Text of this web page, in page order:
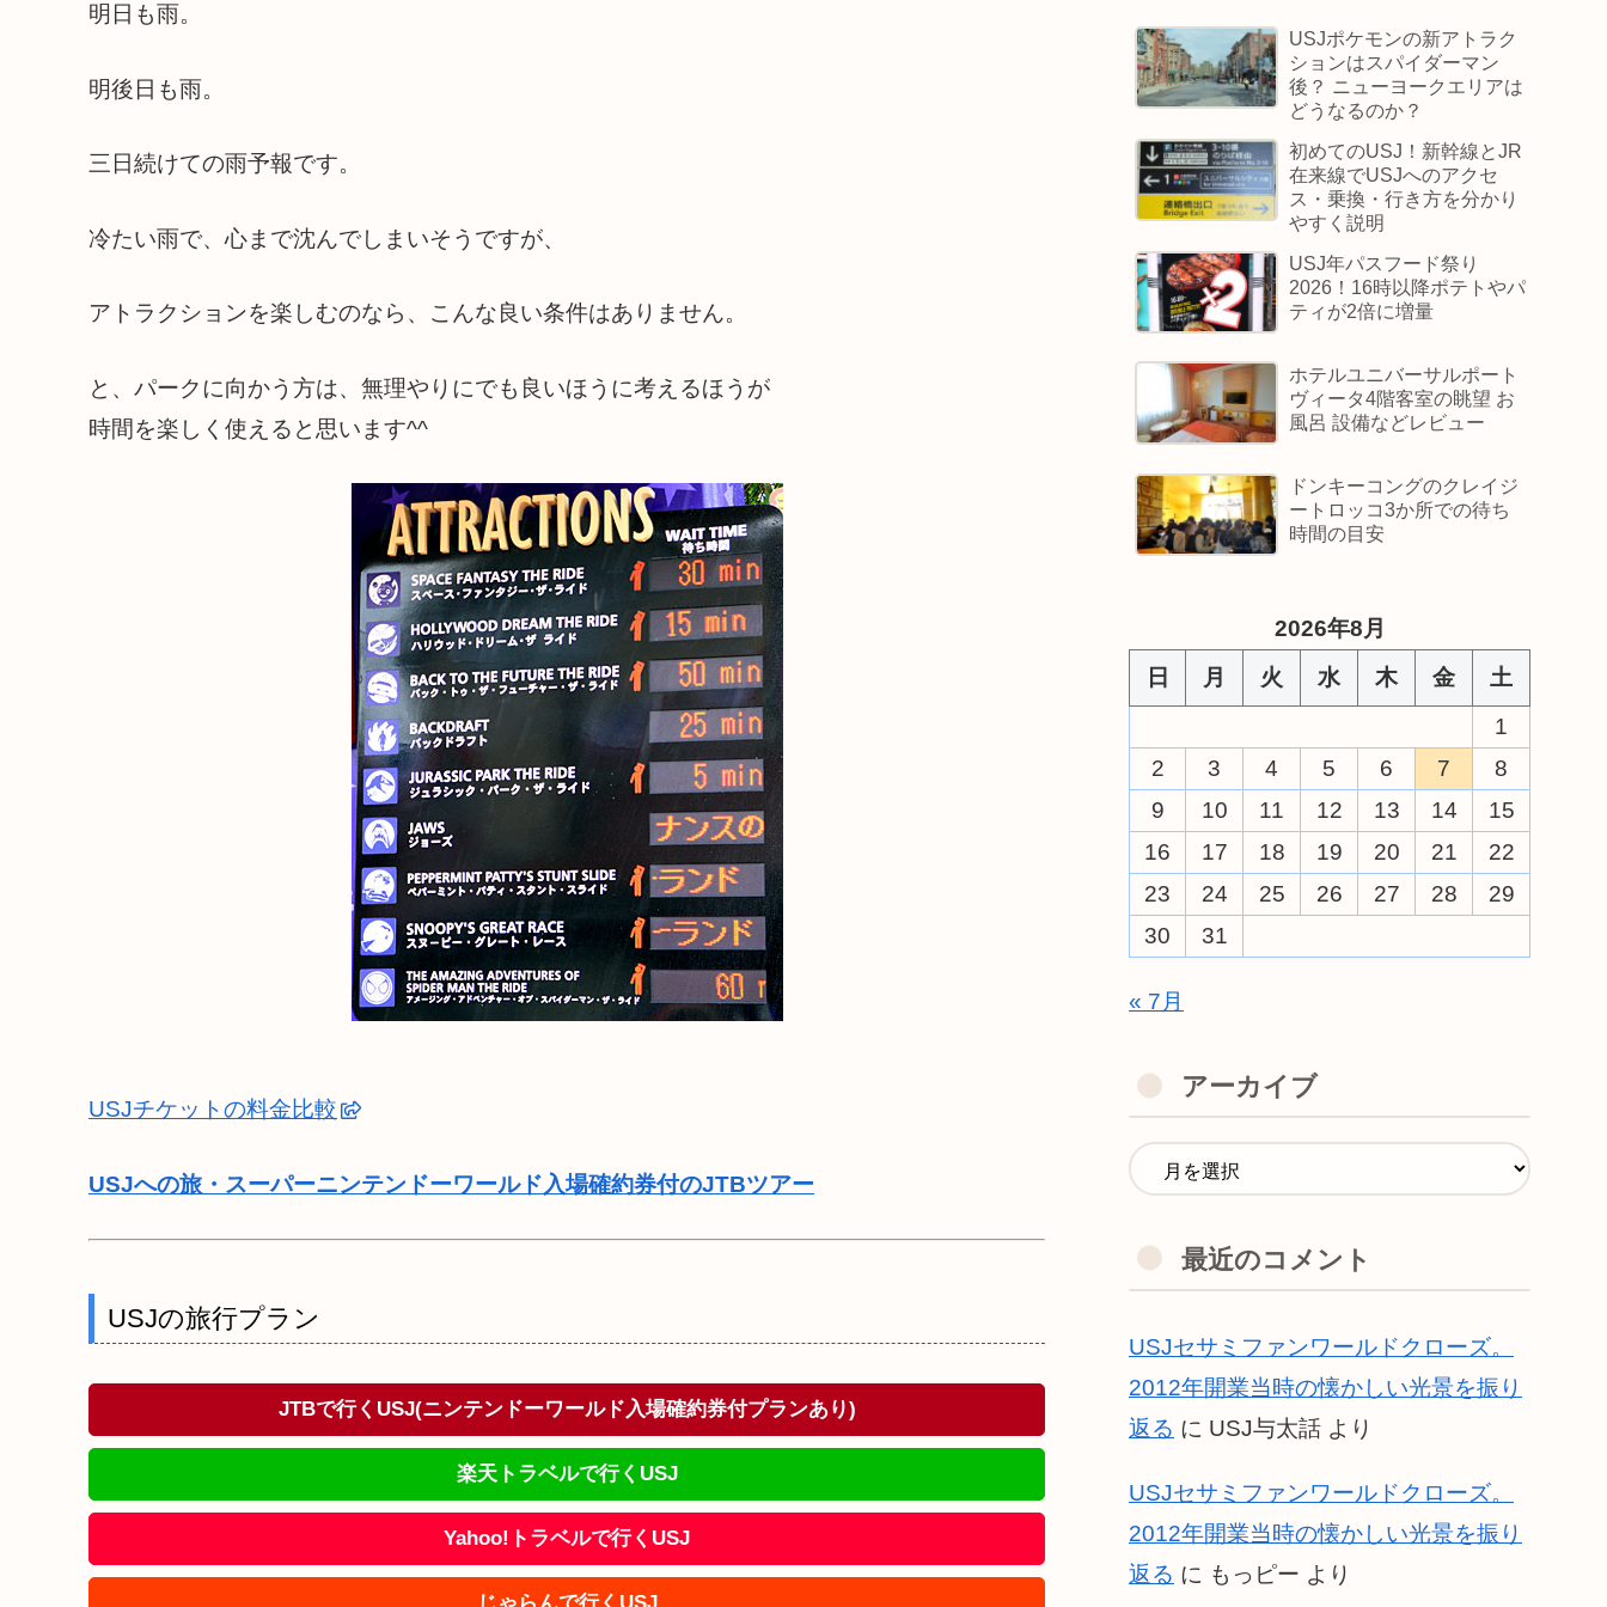
明日も雨。
明後日も雨。
三日続けての雨予報です。
冷たい雨で、心まで沈んでしまいそうですが、
アトラクションを楽しむのなら、こんな良い条件はありません。
と、パークに向かう方は、無理やりにでも良いほうに考えるほうが
時間を楽しく使えると思います^^
USJチケットの料金比較
USJへの旅・スーパーニンテンドーワールド入場確約券付のJTBツアー
USJの旅行プラン
JTBで行くUSJ(ニンテンドーワールド入場確約券付プランあり)
楽天トラベルで行くUSJ
Yahoo!トラベルで行くUSJ
USJポケモンの新アトラク
ションはスパイダーマン
後？ ニューヨークエリアは
どうなるのか？
初めてのUSJ！新幹線とJR
在来線でUSJへのアクセ
ス・乗換・行き方を分かり
やすく説明
USJ年パスフード祭り
2026！16時以降ポテトやパ
ティが2倍に増量
ホテルユニバーサルポート
ヴィータ4階客室の眺望 お
風呂 設備などレビュー
ドンキーコングのクレイジ
ートロッコ3か所での待ち
時間の目安
2026年8月
日
月 火 水 木 金
土
1
2
3 4 5 6 7
8
9
10 11 12 13 14
15
16
17 18 19 20 21
22
23
24 25 26 27 28
29
30
31
« 7月
アーカイブ
最近のコメント
USJセサミファンワールドクローズ。
2012年開業当時の懐かしい光景を振り
返る に USJ与太話 より
USJセサミファンワールドクローズ。
2012年開業当時の懐かしい光景を振り
返る に もっピー より